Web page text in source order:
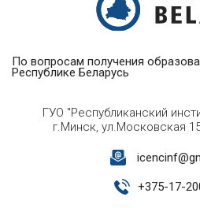
По вопросам получения
Республике Беларусь
ГУО "Республиканский
г.Минск, ул.Московская
+375-17-